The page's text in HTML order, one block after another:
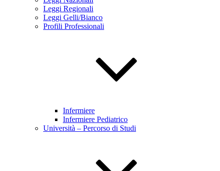
Leggi Regionali
Leggi Gelli/Bianco
Profili Professionali
Infermiere
Infermiere Pediatrico
Università – Percorso di Studi